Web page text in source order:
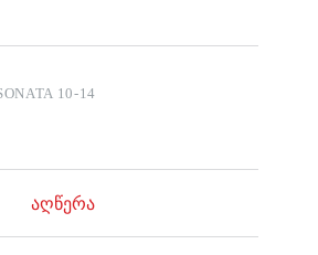
10-14
აღწერა